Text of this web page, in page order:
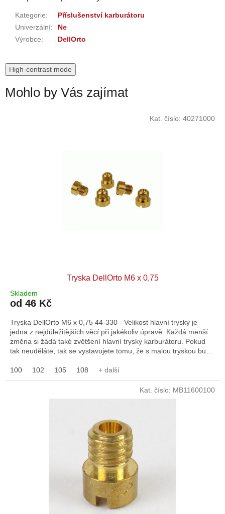
Kategorie:
Příslušenství karburátoru
Univerzální:
Ne
Výrobce: DellOrto
High-contrast mode
Mohlo by Vás zajímat
Tryska DellOrto M6 x 0,75
Skladem
od 46 Kč
Tryska DellOrto M6 x 0,75 44-330 - Velikost hlavní trysky je
jedna z nejdůležitějších věcí při jakékoliv úpravě. Každá menší
změna si žádá také zvětšení hlavní trysky karburátoru. Pokud
tak neuděláte, tak se vystavujete tomu, že s malou tryskou bude
katastrofální následky. Naše trysky jsou opravdové originály od
DellOrta, které jsou kalibrované a tak si mužete být jisti, že číslo
co je na trysce vyražené opravdu platí což se u levných
čínských replik opravdu říci nedá.
100 102 105 108 + další
Kat. číslo: 40271000
Kat. číslo: MB11600100